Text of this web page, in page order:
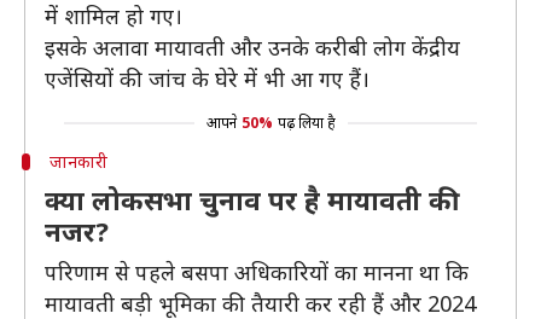
में शामिल हो गए।
इसके अलावा मायावती और उनके करीबी लोग केंद्रीय
एजेंसियों की जांच के घेरे में भी आ गए हैं।
आपने 50% पढ़ लिया है
जानकारी
क्या लोकसभा चुनाव पर है मायावती की
नजर?
परिणाम से पहले बसपा अधिकारियों का मानना ​​​​था कि
मायावती बड़ी भूमिका की तैयारी कर रही हैं और 2024